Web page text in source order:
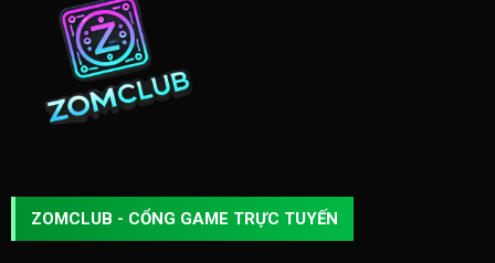
ZOMCLUB - CỔNG GAME TRỰC TUYẾN